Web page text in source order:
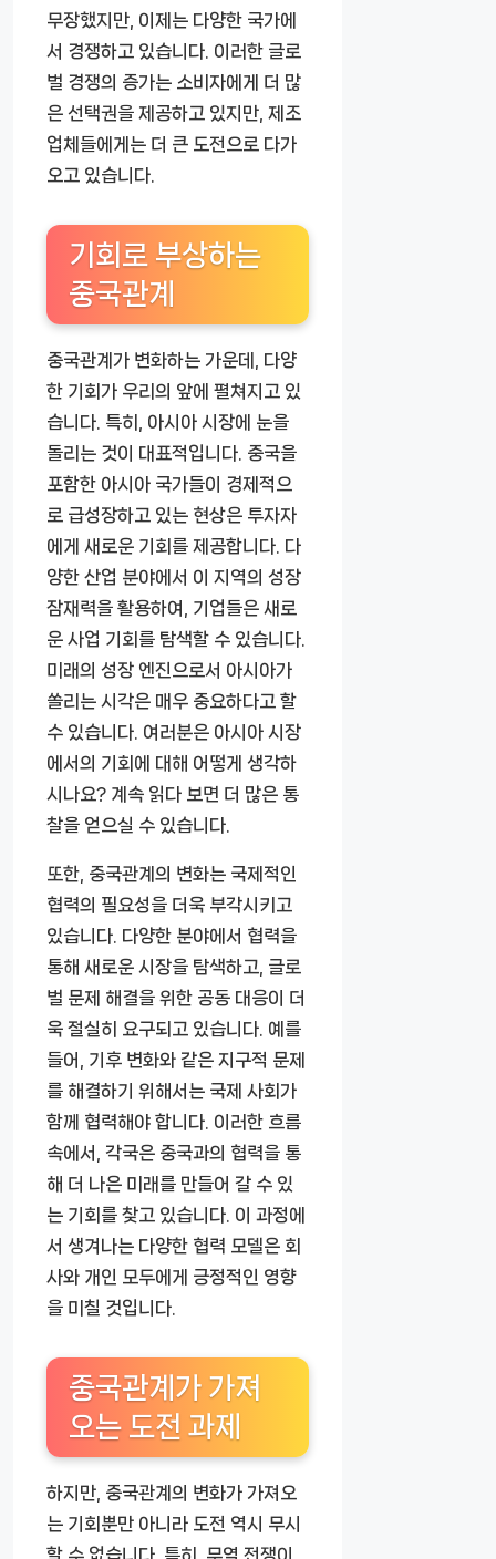
무장했지만, 이제는 다양한 국가에
서 경쟁하고 있습니다. 이러한 글로
벌 경쟁의 증가는 소비자에게 더 많
은 선택권을 제공하고 있지만, 제조
업체들에게는 더 큰 도전으로 다가
오고 있습니다.
기회로 부상하는
중국관계
중국관계가 변화하는 가운데, 다양
한 기회가 우리의 앞에 펼쳐지고 있
습니다. 특히, 아시아 시장에 눈을
돌리는 것이 대표적입니다. 중국을
포함한 아시아 국가들이 경제적으
로 급성장하고 있는 현상은 투자자
에게 새로운 기회를 제공합니다. 다
양한 산업 분야에서 이 지역의 성장
잠재력을 활용하여, 기업들은 새로
운 사업 기회를 탐색할 수 있습니다.
미래의 성장 엔진으로서 아시아가
쏠리는 시각은 매우 중요하다고 할
수 있습니다. 여러분은 아시아 시장
에서의 기회에 대해 어떻게 생각하
시나요? 계속 읽다 보면 더 많은 통
찰을 얻으실 수 있습니다.
또한, 중국관계의 변화는 국제적인
협력의 필요성을 더욱 부각시키고
있습니다. 다양한 분야에서 협력을
통해 새로운 시장을 탐색하고, 글로
벌 문제 해결을 위한 공동 대응이 더
욱 절실히 요구되고 있습니다. 예를
들어, 기후 변화와 같은 지구적 문제
를 해결하기 위해서는 국제 사회가
함께 협력해야 합니다. 이러한 흐름
속에서, 각국은 중국과의 협력을 통
해 더 나은 미래를 만들어 갈 수 있
는 기회를 찾고 있습니다. 이 과정에
서 생겨나는 다양한 협력 모델은 회
사와 개인 모두에게 긍정적인 영향
을 미칠 것입니다.
중국관계가 가져
오는 도전 과제
하지만, 중국관계의 변화가 가져오
는 기회뿐만 아니라 도전 역시 무시
할 수 없습니다. 특히, 무역 전쟁이